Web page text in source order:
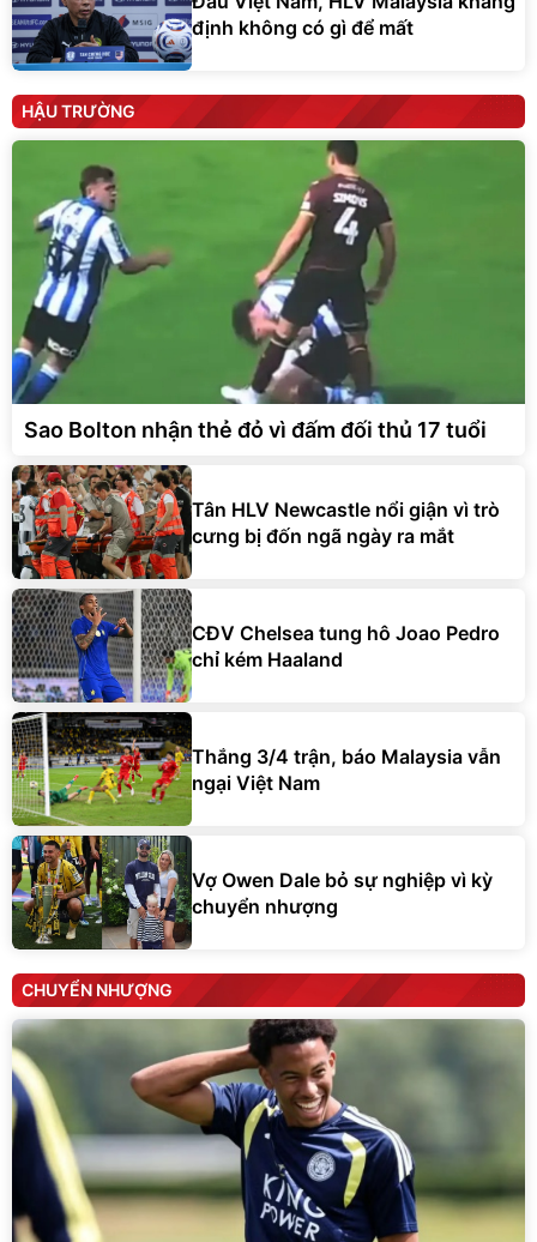
định không có gì để mất
HẬU TRƯỜNG
Sao Bolton nhận thẻ đỏ vì đấm đối thủ 17 tuổi
Tân HLV Newcastle nổi giận vì trò
cưng bị đốn ngã ngày ra mắt
CĐV Chelsea tung hô Joao Pedro
chỉ kém Haaland
Thắng 3/4 trận, báo Malaysia vẫn
ngại Việt Nam
Vợ Owen Dale bỏ sự nghiệp vì kỳ
chuyển nhượng
CHUYỂN NHƯỢNG